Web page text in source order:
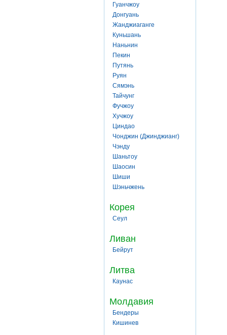
Гуанчжоу
Донгуань
Жанджиаганге
Куньшань
Наньнин
Пекин
Путянь
Руян
Сямэнь
Тайчунг
Фучжоу
Хучжоу
Циндао
Чонджин (Джинджианг)
Чэнду
Шаньтоу
Шаосин
Шиши
Шэньчжень
Корея
Сеул
Ливан
Бейрут
Литва
Каунас
Молдавия
Бендеры
Кишинев